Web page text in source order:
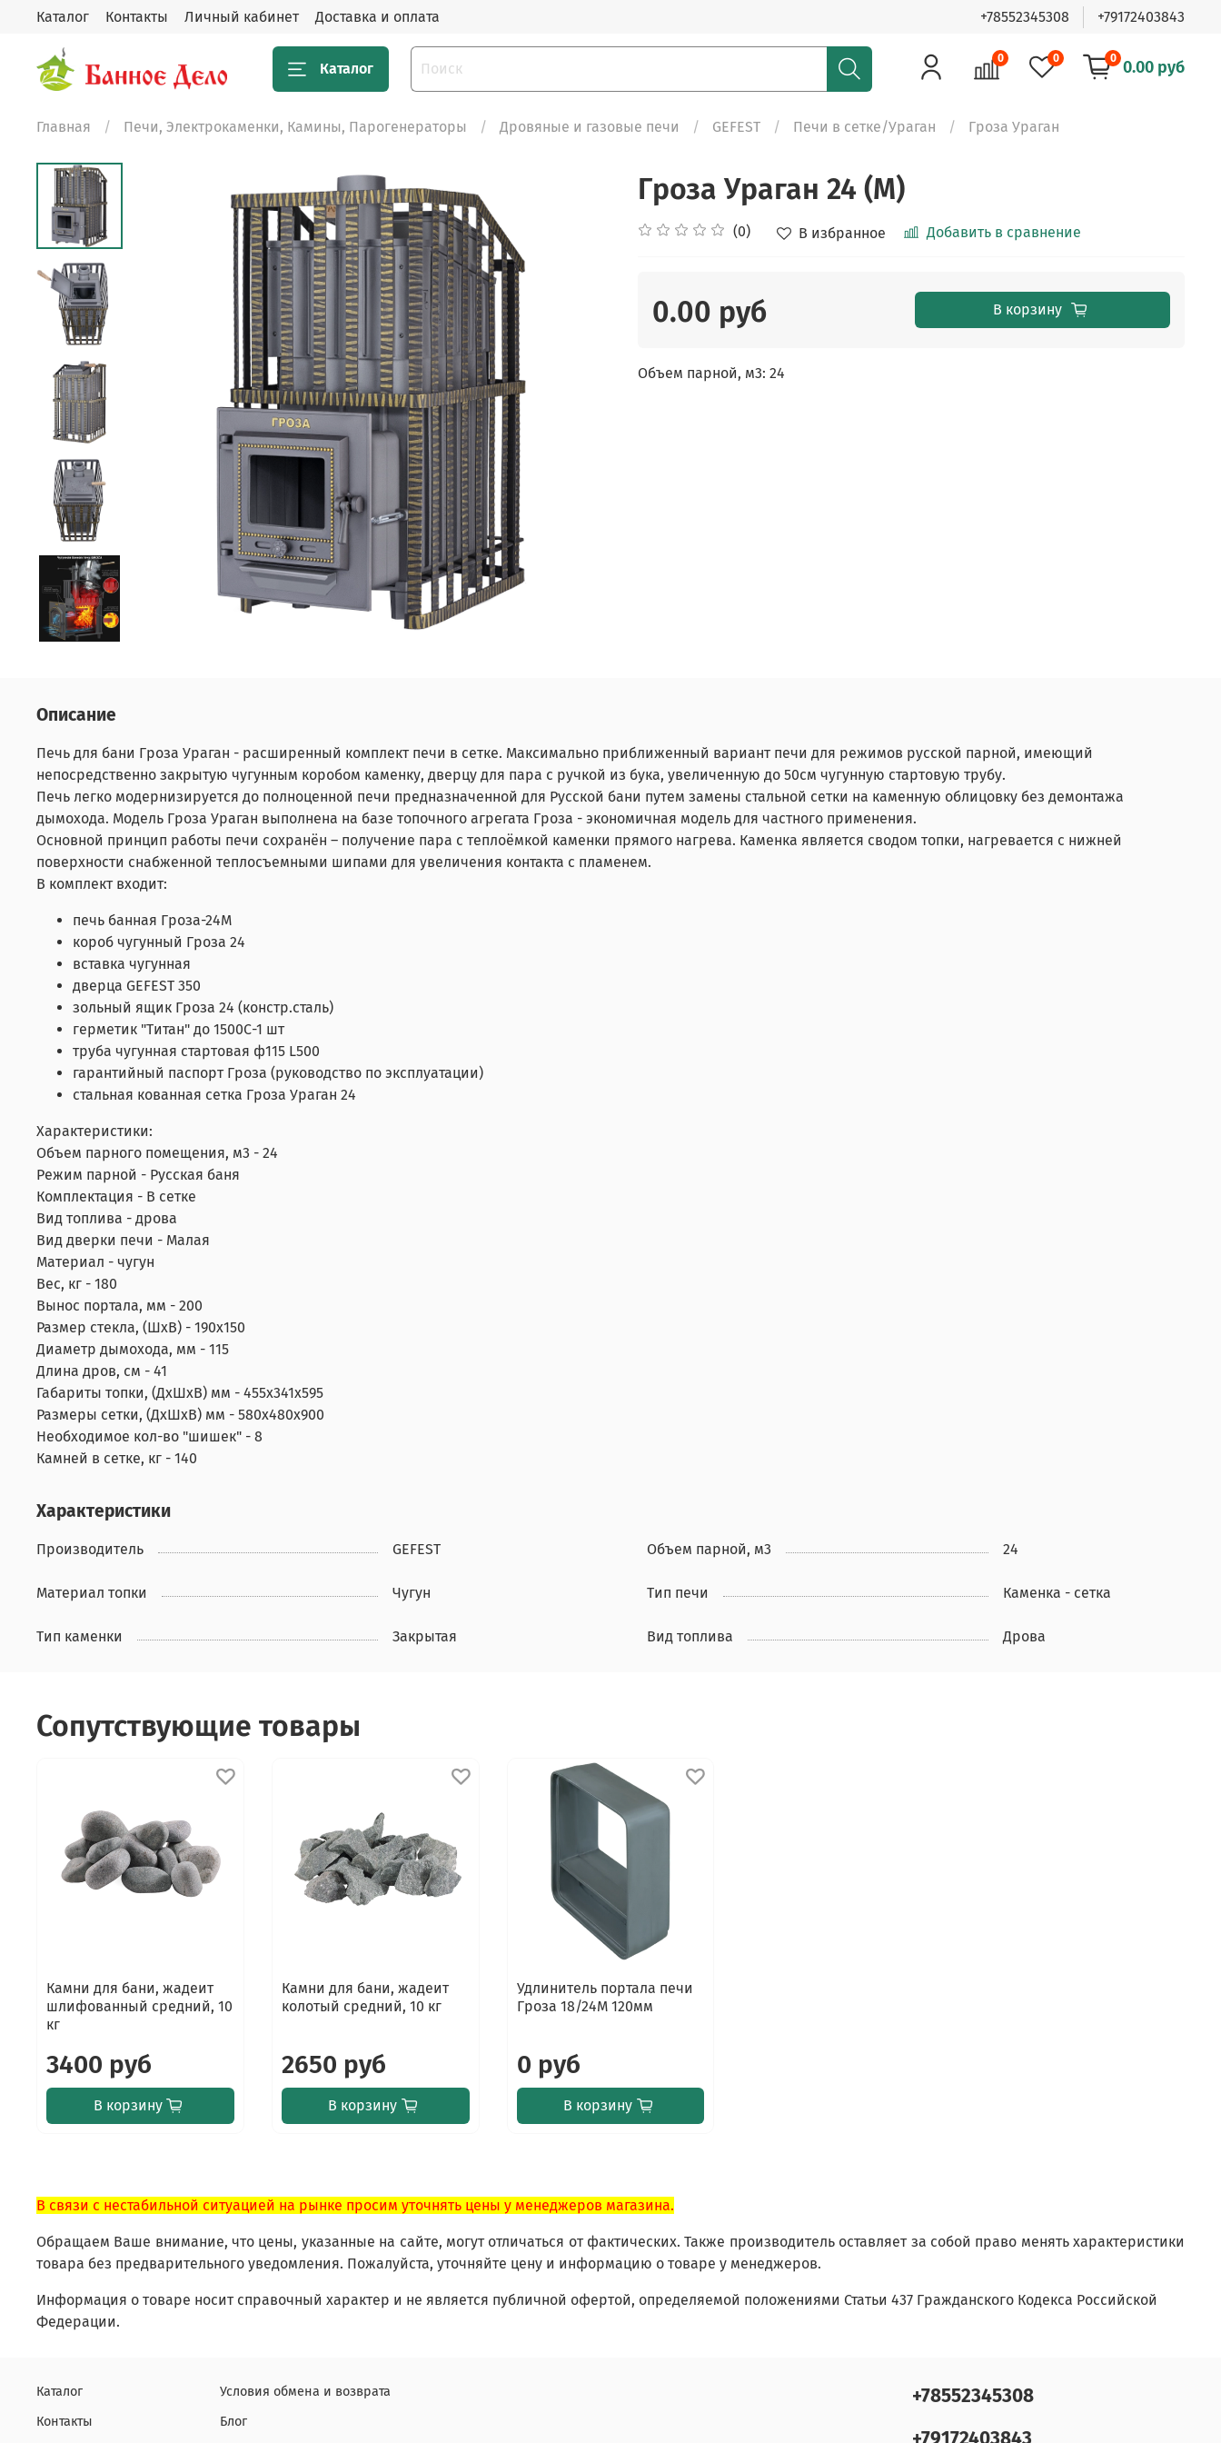
Каталог Контакты Личный кабинет Доставка и оплата +78552345308 +79172403843
Каталог
0 0 0 0.00 руб
Главная Печи, Электрокаменки, Камины, Парогенераторы Дровяные и газовые печи GEFEST Печи в сетке/Ураган Гроза Ураган
Гроза Ураган 24 (М)
(0) В избранное Добавить в сравнение
0.00 руб В корзину
Объем парной, м3: 24
Описание
Печь для бани Гроза Ураган - расширенный комплект печи в сетке. Максимально приближенный вариант печи для режимов русской парной, имеющий
непосредственно закрытую чугунным коробом каменку, дверцу для пара с ручкой из бука, увеличенную до 50см чугунную стартовую трубу.
Печь легко модернизируется до полноценной печи предназначенной для Русской бани путем замены стальной сетки на каменную облицовку без демонтажа
дымохода. Модель Гроза Ураган выполнена на базе топочного агрегата Гроза - экономичная модель для частного применения.
Основной принцип работы печи сохранён – получение пара с теплоёмкой каменки прямого нагрева. Каменка является сводом топки, нагревается с нижней
поверхности снабженной теплосъемными шипами для увеличения контакта с пламенем.
В комплект входит:
печь банная Гроза-24М
короб чугунный Гроза 24
вставка чугунная
дверца GEFEST 350
зольный ящик Гроза 24 (констр.сталь)
герметик "Титан" до 1500С-1 шт
труба чугунная стартовая ф115 L500
гарантийный паспорт Гроза (руководство по эксплуатации)
стальная кованная сетка Гроза Ураган 24
Характеристики:
Объем парного помещения, м3 - 24
Режим парной - Русская баня
Комплектация - В сетке
Вид топлива - дрова
Вид дверки печи - Малая
Материал - чугун
Вес, кг - 180
Вынос портала, мм - 200
Размер стекла, (ШхВ) - 190х150
Диаметр дымохода, мм - 115
Длина дров, см - 41
Габариты топки, (ДхШхВ) мм - 455х341х595
Размеры сетки, (ДхШхВ) мм - 580х480х900
Необходимое кол-во "шишек" - 8
Камней в сетке, кг - 140
Характеристики
Производитель GEFEST Объем парной, м3 24
Материал топки Чугун Тип печи Каменка - сетка
Тип каменки Закрытая Вид топлива Дрова
Сопутствующие товары
Камни для бани, жадеит
шлифованный средний, 10
кг
3400 руб
В корзину
Камни для бани, жадеит
колотый средний, 10 кг
2650 руб
В корзину
Удлинитель портала печи
Гроза 18/24М 120мм
0 руб
В корзину
В связи с нестабильной ситуацией на рынке просим уточнять цены у менеджеров магазина.
Обращаем Ваше внимание, что цены, указанные на сайте, могут отличаться от фактических. Также производитель оставляет за собой право менять характеристики
товара без предварительного уведомления. Пожалуйста, уточняйте цену и информацию о товаре у менеджеров.
Информация о товаре носит справочный характер и не является публичной офертой, определяемой положениями Статьи 437 Гражданского Кодекса Российской
Федерации.
Каталог
Контакты
Условия обмена и возврата
Блог
+78552345308